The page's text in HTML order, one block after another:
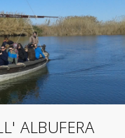
ALBUFERA